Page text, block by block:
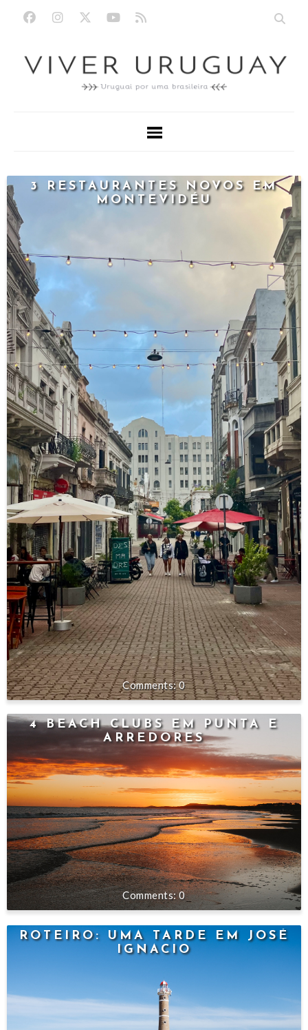
3 RESTAURANTES NOVOS EM
MONTEVIDÉU
0
4 BEACH CLUBS EM PUNTA E
ARREDORES
0
ROTEIRO: UMA TARDE EM JOSÉ
IGNACIO